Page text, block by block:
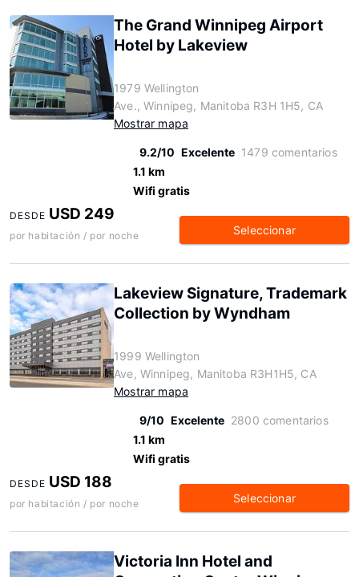
The Grand Winnipeg Airport
Hotel by Lakeview
1979 Wellington
Ave., Winnipeg, Manitoba R3H 1H5, CA
Mostrar mapa
9.2/10 Excelente 1479 comentarios
1.1 km
Wifi gratis
DESDE USD 249
por habitación / por noche Seleccionar
Lakeview Signature, Trademark
Collection by Wyndham
1999 Wellington
Ave, Winnipeg, Manitoba R3H1H5, CA
Mostrar mapa
9/10 Excelente 2800 comentarios
1.1 km
Wifi gratis
DESDE USD 188
por habitación / por noche Seleccionar
Victoria Inn Hotel and